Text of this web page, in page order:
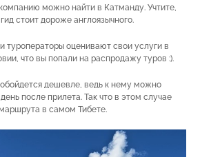
можно найти в Катманду. Учтите,
стоит дороже англоязычного.
туроператоры оценивают свои услуги в
что вы попали на распродажу туров :).
дешевле, ведь к нему можно
после прилета. Так что в этом случае
в самом Тибете.